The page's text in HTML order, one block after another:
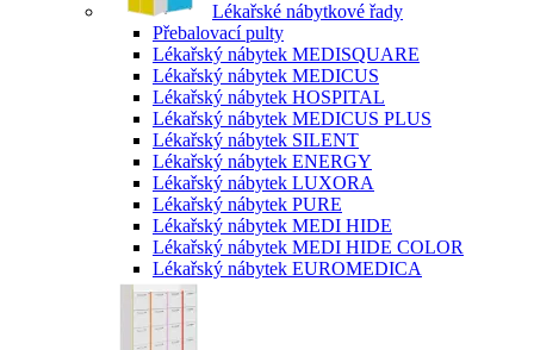
Lékařské nábytkové řady
Přebalovací pulty
Lékařský nábytek MEDISQUARE
Lékařský nábytek MEDICUS
Lékařský nábytek HOSPITAL
Lékařský nábytek MEDICUS PLUS
Lékařský nábytek SILENT
Lékařský nábytek ENERGY
Lékařský nábytek LUXORA
Lékařský nábytek PURE
Lékařský nábytek MEDI HIDE
Lékařský nábytek MEDI HIDE COLOR
Lékařský nábytek EUROMEDICA